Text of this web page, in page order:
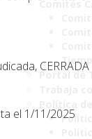
Comités
Tiempo
Portal de
CERRADA
el 1/11/2025